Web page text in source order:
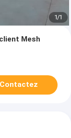
1/1
Mesh
Contactez